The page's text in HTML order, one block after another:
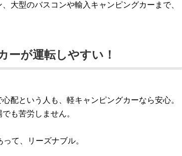
大型のバスコンや輸入キャンピングカーまで、
ーが運転しやすい！
配という人も、軽キャンピングカーなら安心。
も苦労しません。
て、リーズナブル。